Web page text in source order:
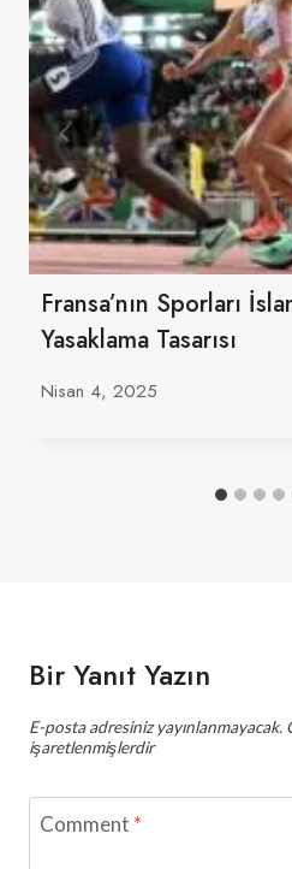
Fransa’nın Sporları
Yasaklama Tasarısı
Nisan 4, 2025
Bir Yanıt Yazın
E-posta adresiniz yayınlanmayacak.
işaretlenmişlerdir
Comment *